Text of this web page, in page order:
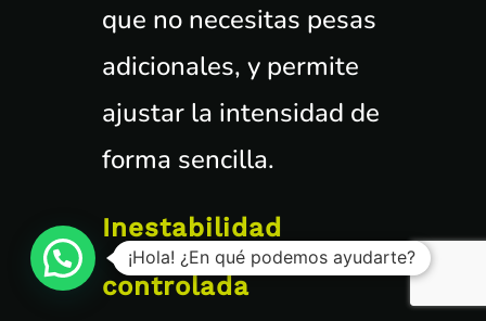
que no necesitas pesas
adicionales, y permite
ajustar la intensidad de
forma sencilla.
Inestabilidad
controlada
¡Hola! ¿En qué podemos ayudarte?